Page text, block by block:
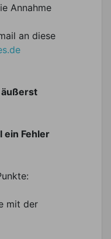
Annahme
an diese
ein Fehler
mit der